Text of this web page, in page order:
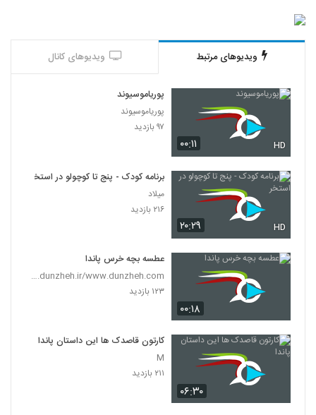
ویدیوهای مرتبط ویدیوهای کانال
۰۰:۱۱ HD
پوریاموسیوند
پوریاموسیوند
۹۷ بازدید
۲۰:۲۹ HD
برنامه کودک - پنج تا کوچولو در استخر
میلاد
۲۱۶ بازدید
۰۰:۱۸
عطسه بچه خرس پاندا
www.dunzheh.ir/www.dunzheh.com
۱۲۳ بازدید
۰۶:۳۰
کارتون قاصدک ها این داستان پاندا
M
۲۱۱ بازدید